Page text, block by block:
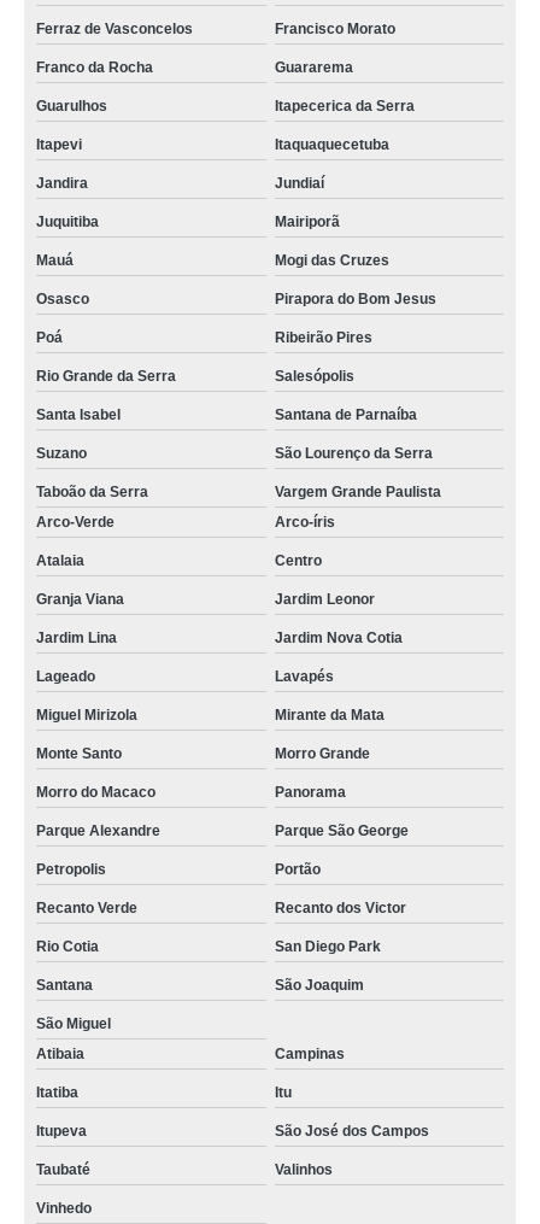
Ferraz de Vasconcelos Francisco Morato
Franco da Rocha Guararema
Guarulhos Itapecerica da Serra
Itapevi Itaquaquecetuba
Jandira Jundiaí
Juquitiba Mairiporã
Mauá Mogi das Cruzes
Osasco Pirapora do Bom Jesus
Poá Ribeirão Pires
Rio Grande da Serra Salesópolis
Santa Isabel Santana de Parnaíba
Suzano São Lourenço da Serra
Taboão da Serra
Vargem Grande Paulista
Arco-Verde
Arco-íris
Atalaia Centro
Granja Viana Jardim Leonor
Jardim Lina Jardim Nova Cotia
Lageado Lavapés
Miguel Mirizola Mirante da Mata
Monte Santo Morro Grande
Morro do Macaco Panorama
Parque Alexandre Parque São George
Petropolis Portão
Recanto Verde Recanto dos Victor
Rio Cotia San Diego Park
Santana São Joaquim
São Miguel
Atibaia
Campinas
Itatiba Itu
Itupeva São José dos Campos
Taubaté Valinhos
Vinhedo